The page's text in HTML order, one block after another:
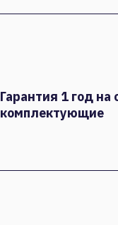
Гарантия 1 год на
комплектующие